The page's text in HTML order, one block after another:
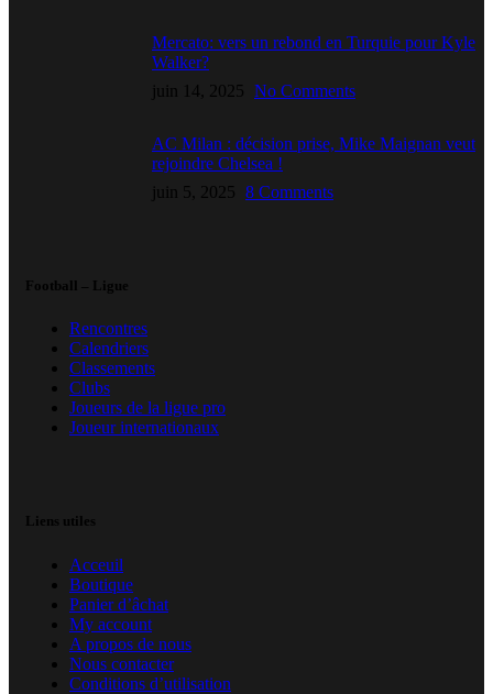
Mercato: vers un rebond en Turquie pour Kyle
Walker?
juin 14, 2025 No Comments
AC Milan : décision prise, Mike Maignan veut
rejoindre Chelsea !
juin 5, 2025 8 Comments
Football – Ligue
Rencontres
Calendriers
Classements
Clubs
Joueurs de la ligue pro
Joueur internationaux
Liens utiles
Acceuil
Boutique
Panier d’âchat
My account
A propos de nous
Nous contacter
Conditions d’utilisation